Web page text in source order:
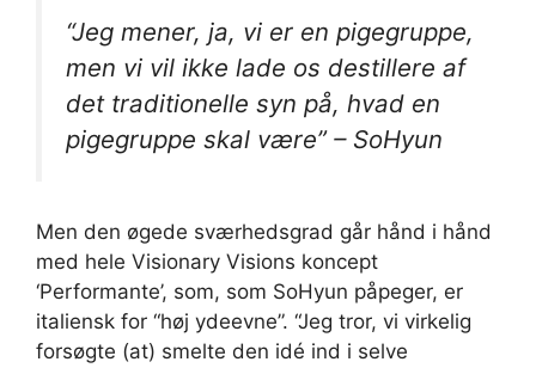
“Jeg mener, ja, vi er en pigegruppe,
men vi vil ikke lade os destillere af
det traditionelle syn på, hvad en
pigegruppe skal være” – SoHyun
Men den øgede sværhedsgrad går hånd i hånd
med hele Visionary Visions koncept
‘Performante’, som, som SoHyun påpeger, er
italiensk for “høj ydeevne”. “Jeg tror, ​​vi virkelig
forsøgte (at) smelte den idé ind i selve